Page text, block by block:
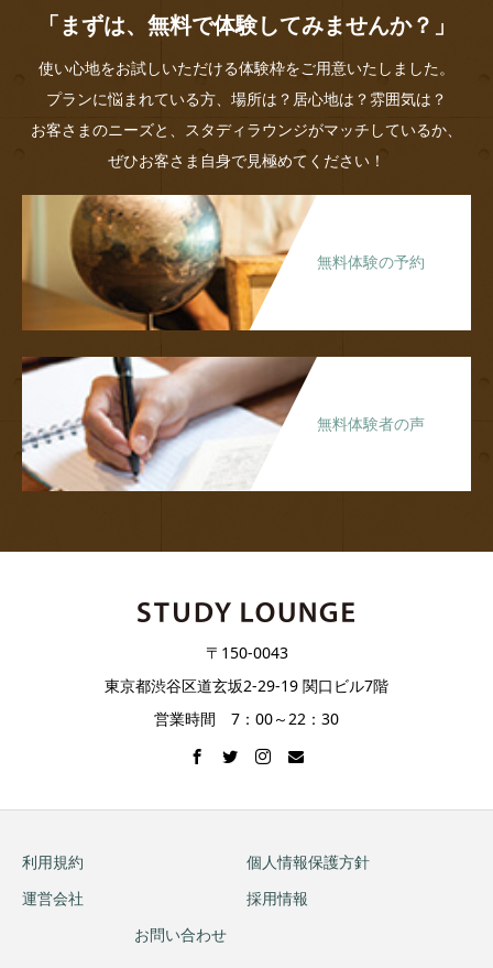
「まずは、無料で体験してみませんか？」
使い心地をお試しいただける体験枠をご用意いたしました。
プランに悩まれている方、場所は？居心地は？雰囲気は？
お客さまのニーズと、スタディラウンジがマッチしているか、
ぜひお客さま自身で見極めてください！
無料体験の予約
無料体験者の声
〒150-0043
東京都渋谷区道玄坂2-29-19 関口ビル7階
営業時間 7：00～22：30
利用規約
個人情報保護方針
運営会社
採用情報
お問い合わせ